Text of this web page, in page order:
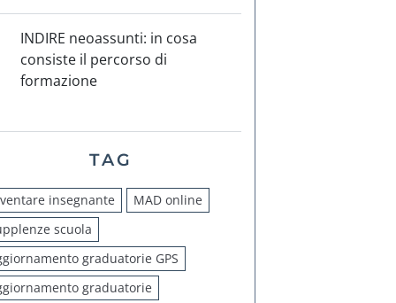
INDIRE neoassunti: in cosa
consiste il percorso di
formazione
TAG
insegnante
MAD online
scuola
graduatorie GPS
graduatorie